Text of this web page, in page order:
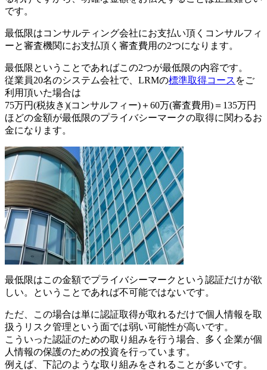
です。
最低限はコンサルティング会社にお支払い頂くコンサルフィ
ーと審査機関にお支払頂く審査費用の2つになります。
最低限ということであればこの2つが最低限の内容です。
従業員20名のシステム会社で、LRMの標準取得コース をご
利用頂いた場合は
75万円(税抜き)(コンサルフィー)＋60万(審査費用)＝135万円
ほどの金額が最低限のプライバシーマークの取得に関わるお
金になります。
最低限はこの金額でプライバシーマークという認証だけが欲
しい。ということであれば不可能ではないです。
ただ、この場合は単に認証取得が取れるだけで個人情報を取
扱うリスク管理という面では弱い可能性が高いです。
こういった認証のための取り組みを行う場合、多く企業が個
人情報の保護のための投資を行っています。
例えば、下記のような取り組みをされることが多いです。